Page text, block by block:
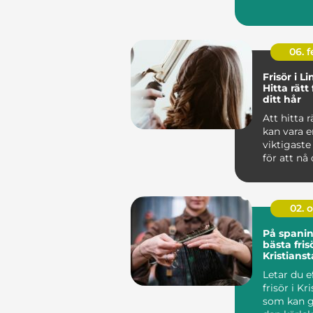
06.
Frisör i
Hitta rätt
ditt hår
Att hitta
kan vara
viktigaste
för att nå
02.
På
bästa
Letar du
frisör i
som kan